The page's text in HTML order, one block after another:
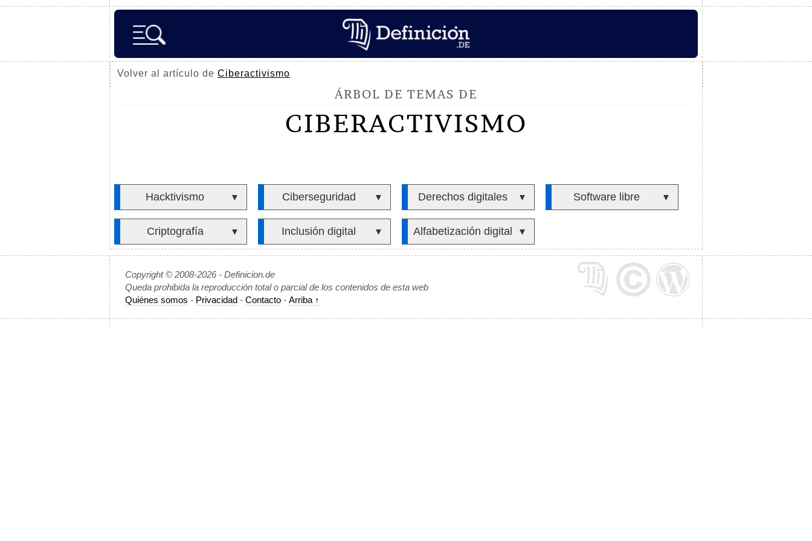
Volver al artículo de Ciberactivismo
ÁRBOL DE TEMAS DE
CIBERACTIVISMO
Hacktivismo ▼ Ciberseguridad ▼ Derechos digitales ▼ Software libre ▼
Criptografía ▼ Inclusión digital ▼ Alfabetización digital ▼
Copyright © 2008-2026 - Definicion.de
Queda prohibida la reproducción total o parcial de los contenidos de esta web
Quiénes somos - Privacidad - Contacto - Arriba ↑